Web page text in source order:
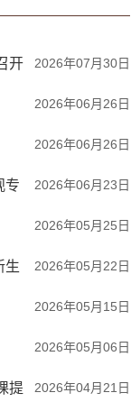
2026年07月30日
开
2026年06月26日
2026年06月26日
2026年06月23日
专
2026年05月25日
2026年05月22日
生
2026年05月15日
2026年05月06日
2026年04月21日
提